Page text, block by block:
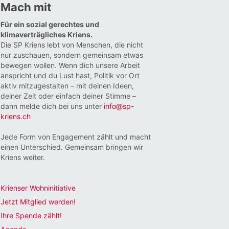
Mach mit
Für ein sozial gerechtes und
klimaverträgliches Kriens.
Die SP Kriens lebt von Menschen, die nicht
nur zuschauen, sondern gemeinsam etwas
bewegen wollen. Wenn dich unsere Arbeit
anspricht und du Lust hast, Politik vor Ort
aktiv mitzugestalten – mit deinen Ideen,
deiner Zeit oder einfach deiner Stimme –
dann melde dich bei uns unter info@sp-
kriens.ch
Jede Form von Engagement zählt und macht
einen Unterschied. Gemeinsam bringen wir
Kriens weiter.
Krienser Wohninitiative
Jetzt Mitglied werden!
Ihre Spende zählt!